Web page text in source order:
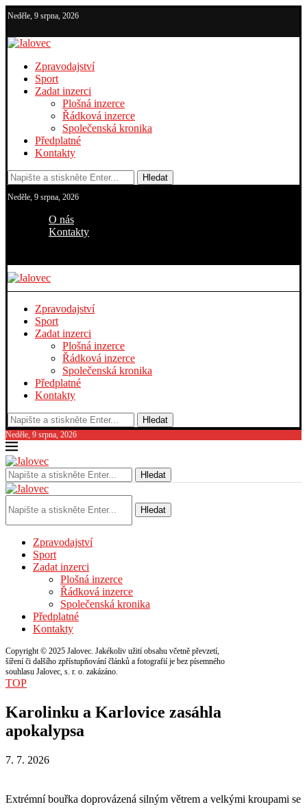
Neděle, 9 srpna, 2026
Zpravodajství
Sport
Zadat inzerci
Plošná inzerce
Řádková inzerce
Společenská kronika
Předplatné
Kontakty
Hledat
Neděle, 9 srpna, 2026
O nás
Kontakty
Zpravodajství
Sport
Zadat inzerci
Plošná inzerce
Řádková inzerce
Společenská kronika
Předplatné
Kontakty
Hledat
Neděle, 9 srpna, 2026
Hledat
Hledat
Zpravodajství
Sport
Zadat inzerci
Plošná inzerce
Řádková inzerce
Společenská kronika
Předplatné
Kontakty
Copyright © 2025 Jalovec. Jakékoliv užití obsahu včetně převzetí,
šíření či dalšího zpřístupňování článků a fotografií je bez písemného
souhlasu Jalovec, s. r. o. zakázáno.
TOP
Karolinku a Karlovice zasáhla
apokalypsa
7. 7. 2026
Extrémní bouřka doprovázená silným větrem a velkými kroupami se